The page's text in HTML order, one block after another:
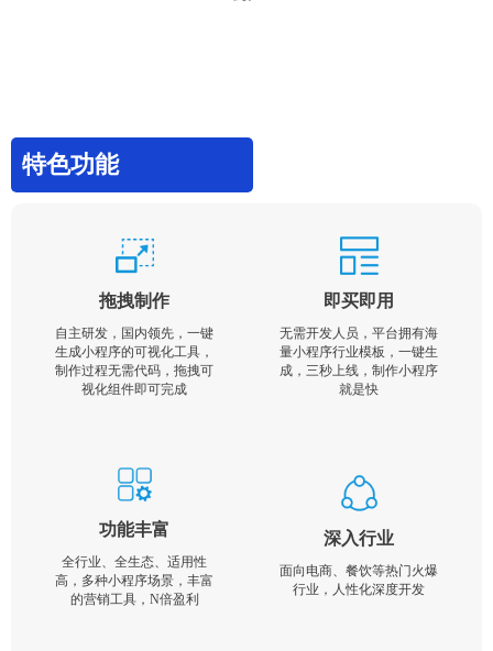
特色功能
拖拽制作
自主研发，国内领先，一键
生成小程序的可视化工具，
制作过程无需代码，拖拽可
视化组件即可完成
即买即用
无需开发人员，平台拥有海
量小程序行业模板，一键生
成，三秒上线，制作小程序
就是快
功能丰富
全行业、全生态、适用性
高，多种小程序场景，丰富
的营销工具，N倍盈利
深入行业
面向电商、餐饮等热门火爆
行业，人性化深度开发